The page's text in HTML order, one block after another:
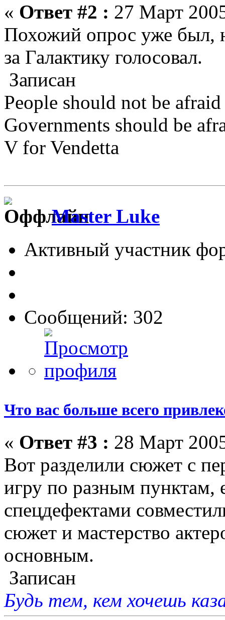
« Ответ #2 : 27 Март
Похожий опрос уже был,
за Галактику голосовал.
Записан
People should not be
Governments should be
V for Vendetta
Master Luke
Активный участник
Сообщений: 302
Что вас больше всего
« Ответ #3 : 28 Март
Вот разделили сюжет с
игру по разным пунктам,
спецдефектами
сюжет и мастерство
основным.
Записан
Будь тем, кем хочешь